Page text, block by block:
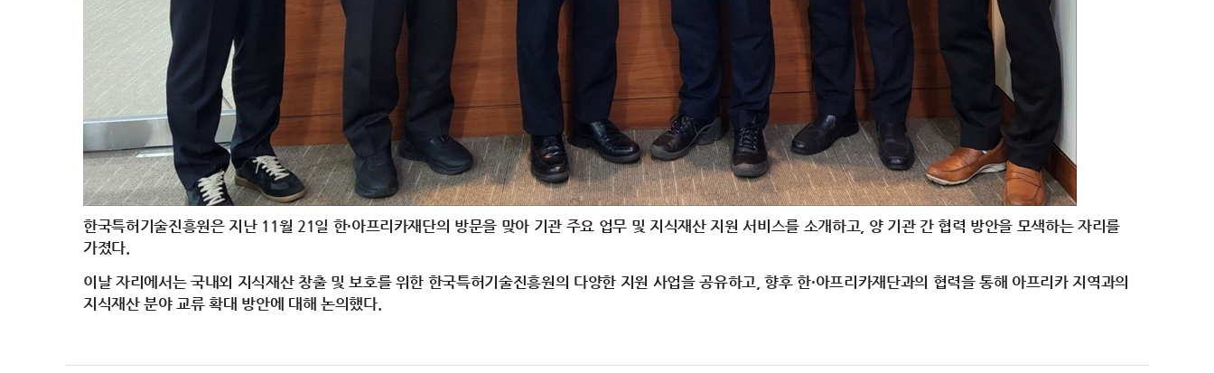
한국특허기술진흥원은 지난 11월 21일 한·아프리카재단의 방문을 맞아 기관 주요 업무 및 지식재산 지원 서비스를 소개하고, 양 기관 간 협력 방안을 모색하는 자리를
가졌다.
이날 자리에서는 국내외 지식재산 창출 및 보호를 위한 한국특허기술진흥원의 다양한 지원 사업을 공유하고, 향후 한·아프리카재단과의 협력을 통해 아프리카 지역과의
지식재산 분야 교류 확대 방안에 대해 논의했다.